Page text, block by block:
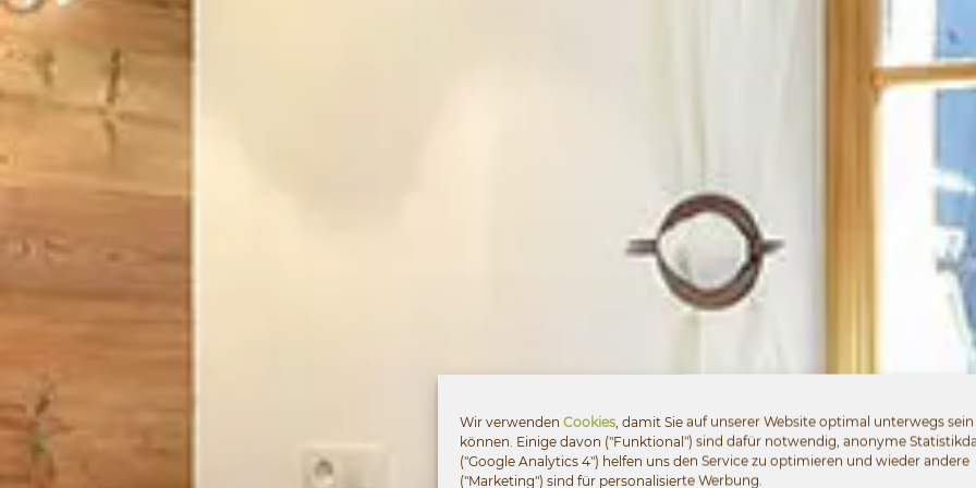
Wir verwenden Cookies , damit Sie auf unserer Website optimal unterwegs sein
können. Einige davon ("Funktional") sind dafür notwendig, anonyme
("Google Analytics 4") helfen uns den Service zu optimieren und wieder andere
("Marketing") sind für personalisierte Werbung.